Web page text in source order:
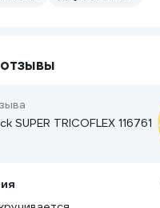
SUPER TRICOFLEX 116761